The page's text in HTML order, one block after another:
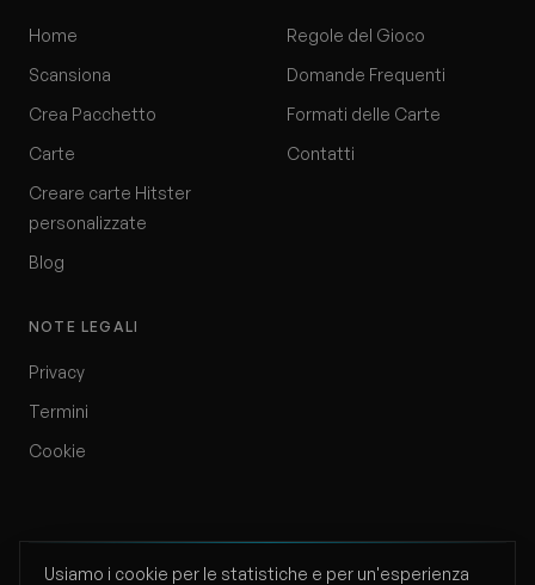
Home
Scansiona
Crea Pacchetto
Carte
Creare carte Hitster
personalizzate
Blog
Regole del Gioco
Domande Frequenti
Formati delle Carte
Contatti
NOTE LEGALI
Privacy
Termini
Cookie
Usiamo i cookie per le statistiche e per un'esperienza